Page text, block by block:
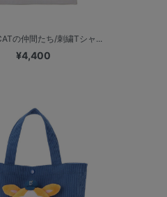
の仲間たち/刺繍Tシャ...
¥4,400